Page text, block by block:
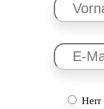
Herr